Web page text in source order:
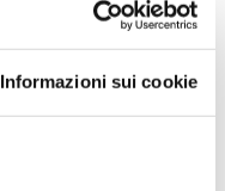
Informazioni sui cookie